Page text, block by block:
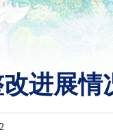
进展情